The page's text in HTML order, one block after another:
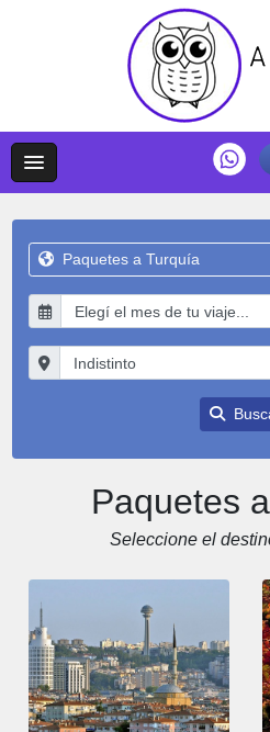
Paquetes a Turquía
Paquetes
Seleccione el